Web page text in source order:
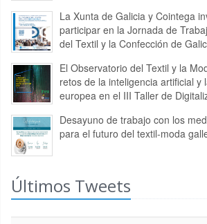
La Xunta de Galicia y Cointega
participar en la Jornada de
del Textil y la Confección de
El Observatorio del Textil y la
retos de la inteligencia artificial y
europea en el III Taller de
Desayuno de trabajo con los
para el futuro del textil-moda
Últimos Tweets